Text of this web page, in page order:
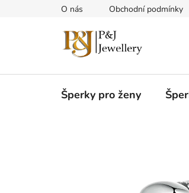
O nás Obchodní podmínky
Šperky pro ženy